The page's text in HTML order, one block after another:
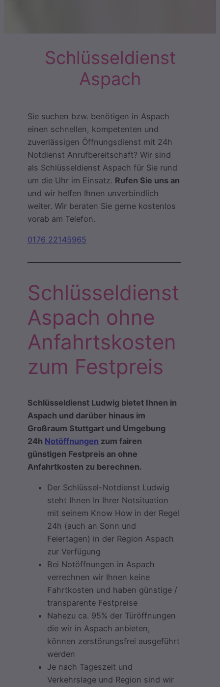
Schlüsseldienst
Aspach
Sie suchen bzw. benötigen in Aspach
einen schnellen, kompetenten und
zuverlässigen Öffnungsdienst mit 24h
Notdienst Anrufbereitschaft? Wir sind
als Schlüsseldienst Aspach für Sie rund
um die Uhr im Einsatz. Rufen Sie uns an
und wir helfen Ihnen unverbindlich
weiter. Wir beraten Sie gerne kostenlos
vorab am Telefon.
0176 22145965
Schlüsseldienst
Aspach ohne
Anfahrtskosten
zum Festpreis
Schlüsseldienst Ludwig bietet Ihnen in
Aspach und darüber hinaus im
Großraum Stuttgart und Umgebung
24h Notöffnungen zum fairen
günstigen Festpreis an ohne
Anfahrtkosten zu berechnen.
Der Schlüssel-Notdienst Ludwig
steht Ihnen In Ihrer Notsituation
mit seinem Know How in der Regel
24h (auch an Sonn und
Feiertagen) in der Region Aspach
zur Verfügung
Bei Notöffnungen in Aspach
verrechnen wir Ihnen keine
Fahrtkosten und haben günstige /
transparente Festpreise
Nahezu ca. 95% der Türöffnungen
die wir in Aspach anbieten,
können zerstörungsfrei ausgeführt
werden
Je nach Tageszeit und
Verkehrslage und Region sind wir